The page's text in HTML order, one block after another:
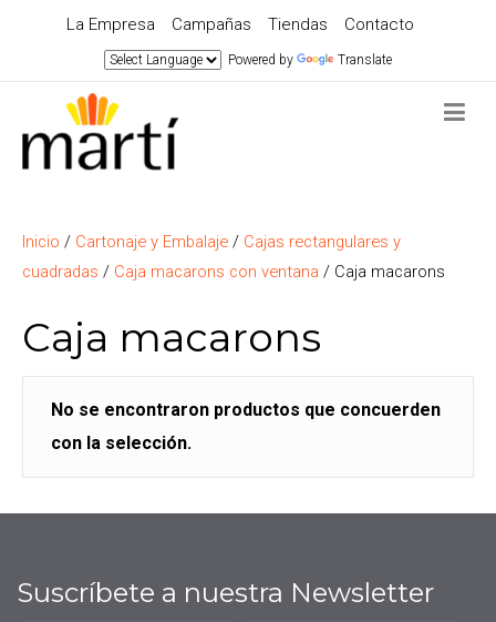
La Empresa Campañas Tiendas Contacto
Powered by Translate
Inicio / Cartonaje y Embalaje / Cajas rectangulares y
cuadradas / Caja macarons con ventana / Caja macarons
Caja macarons
No se encontraron productos que concuerden
con la selección.
Suscríbete a nuestra Newsletter